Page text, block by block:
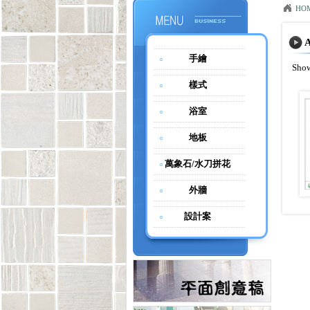
手繪
樣式
浴室
地板
萬象石/水刀拼花
外牆
設計案